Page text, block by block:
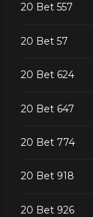
20 Bet 557
20 Bet 57
20 Bet 624
20 Bet 647
20 Bet 774
20 Bet 918
20 Bet 926